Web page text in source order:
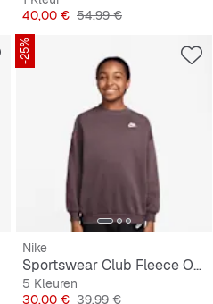
Prijs
40,00 € Originele Prijs
54,99 €
-25%
Nike
Sportswear Club Fleece Oversized Sweatshirt
5 Kleuren
Prijs
30,00 € Originele Prijs
39,99 €